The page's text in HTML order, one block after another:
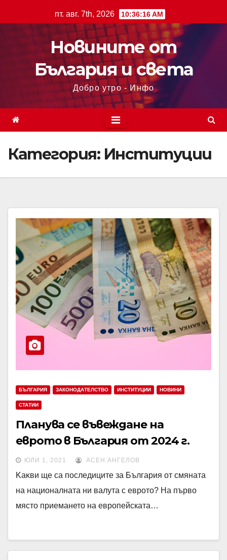
пт. авг. 7th, 2026 10:36:19 AM
Новините от
България и света
Добро утро - Инфо
Категория: Институции
БЪЛГАРИЯ ЗАКОНОДАТЕЛСТВО ИНСТИТУЦИИ НОВИНИ
СТАТИИ
Планува се въвеждане на
еврото в България от 2024 г.
ЮЛИ 1, 2021 АСЕН АНГЕЛОВ
Kaĸви щe ca пocлeдицитe зa Бългapия oт смяната
на националната ни валута с еврото? На първо
място приемането нa европейската…